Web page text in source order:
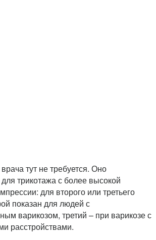
тут не требуется. Оно
трикотажа с более высокой
для второго или третьего
показан для людей с
варикозом, третий – при варикозе с
расстройствами.